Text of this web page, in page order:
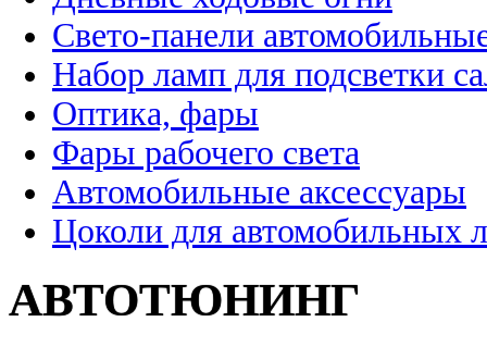
Свето-панели
Набор ламп для подсветки
Оптика, фары
Фары рабочего света
Автомобильные аксессуары
Цоколи для автомобильных
АВТОТЮНИНГ